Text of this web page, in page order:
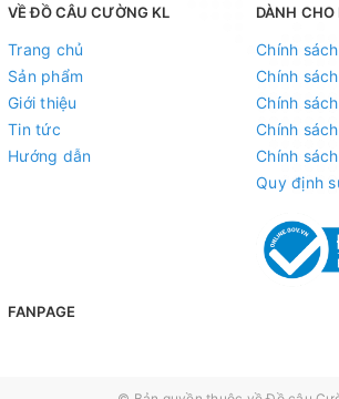
VỀ ĐỒ CÂU CƯỜNG KL
Trang chủ
Sản phẩm
Giới thiệu
Tin tức
Hướng dẫn
DÀNH
Chính
Chính
Chính
Chính
Chính
Quy định
FANPAGE